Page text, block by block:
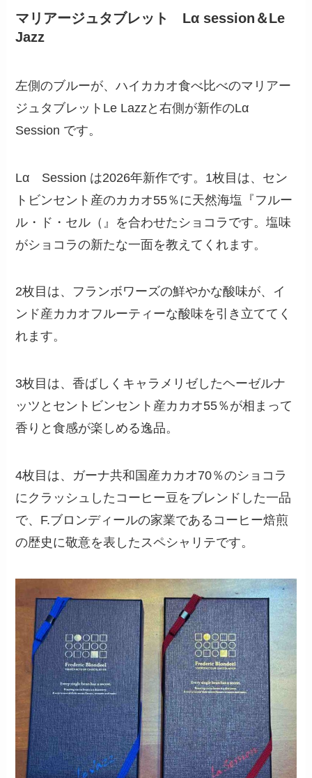
マリアージュタブレット Lα session＆Le
Jazz
左側のブルーが、ハイカカオ食べ比べのマリアー
ジュタブレットLe Lazzと右側が新作のLα
Session です。
Lα Session は2026年新作です。1枚目は、セン
トビンセント産のカカオ55％に天然海塩『フルー
ル・ド・セル（』を合わせたショコラです。塩味
がショコラの新たな一面を教えてくれます。
2枚目は、フランボワーズの鮮やかな酸味が、イ
ンド産カカオフルーティーな酸味を引き立ててく
れます。
3枚目は、香ばしくキャラメリゼしたヘーゼルナ
ッツとセントビンセント産カカオ55％が相まって
香りと食感が楽しめる逸品。
4枚目は、ガーナ共和国産カカオ70％のショコラ
にクラッシュしたコーヒー豆をブレンドした一品
で、F.ブロンディールの家業であるコーヒー焙煎
の歴史に敬意を表したスペシャリテです。